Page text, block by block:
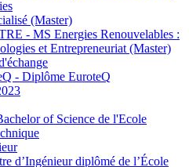
(Master)
- MS Energies Renouvelables :
et Entrepreneuriat (Master)
- Diplôme EuroteQ
of Science de l'Ecole
d’Ingénieur diplômé de l’École